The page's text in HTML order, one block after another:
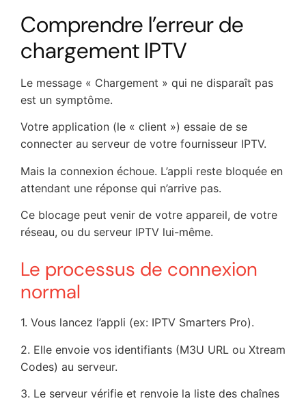
Comprendre l’erreur de
chargement IPTV
Le message « Chargement » qui ne disparaît pas
est un symptôme.
Votre application (le « client ») essaie de se
connecter au serveur de votre fournisseur IPTV.
Mais la connexion échoue. L’appli reste bloquée en
attendant une réponse qui n’arrive pas.
Ce blocage peut venir de votre appareil, de votre
réseau, ou du serveur IPTV lui-même.
Le processus de connexion
normal
1. Vous lancez l’appli (ex: IPTV Smarters Pro).
2. Elle envoie vos identifiants (M3U URL ou Xtream
Codes) au serveur.
3. Le serveur vérifie et renvoie la liste des chaînes